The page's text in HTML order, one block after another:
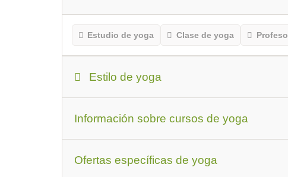
Estudio de yoga Clase de yoga
Estilo de yoga
Información sobre cursos de yoga
Ofertas específicas de yoga